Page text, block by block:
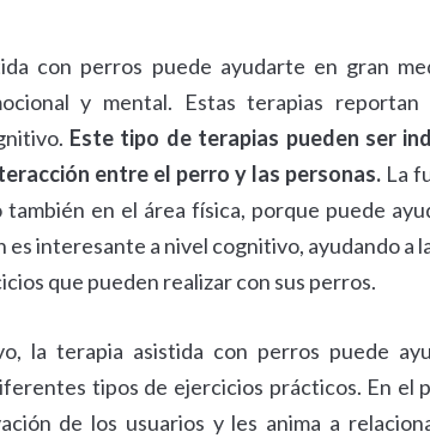
con perros puede ayudarte en gran
y mental. Estas terapias
Este tipo de terapias pueden ser
entre el perro y las personas.La
también en el área física, porque puede
es interesante a nivel cognitivo, ayudando a
que pueden realizar con sus perros.
la terapia asistida con perros puede
tipos de ejercicios prácticos. En el
de los usuarios y les anima a